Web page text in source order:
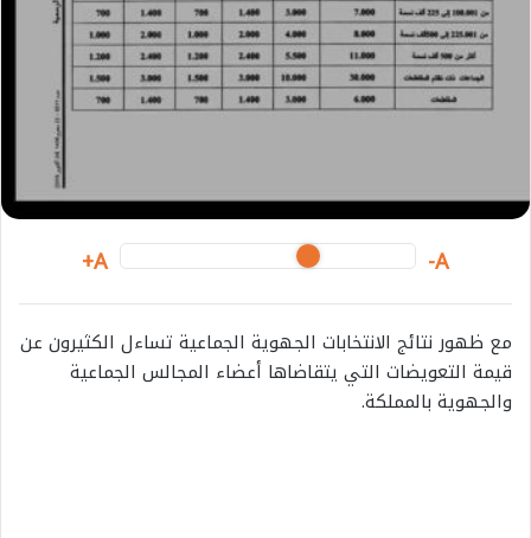
l
A-
A+
مع ظهور نتائج الانتخابات الجهوية الجماعية تساءل الكثيرون عن
قيمة التعويضات التي يتقاضاها أعضاء المجالس الجماعية
والجهوية بالمملكة.